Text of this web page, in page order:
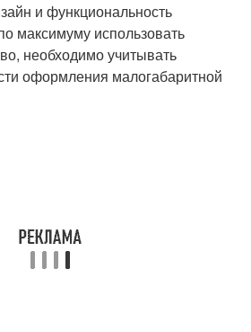
и функциональность
максимуму использовать
необходимо учитывать
оформления малогабаритной